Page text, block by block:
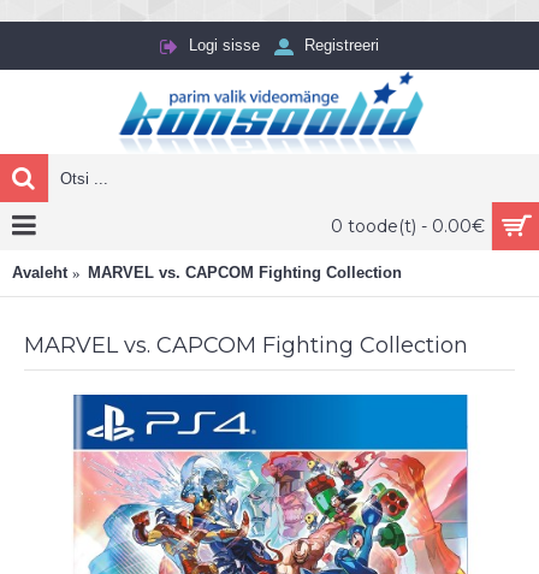
Logi sisse Registreeri
0 toode(t) - 0.00€
Avaleht MARVEL vs. CAPCOM Fighting Collection
MARVEL vs. CAPCOM Fighting Collection